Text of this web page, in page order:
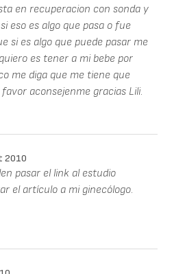
en recuperacion con sonda y
eso es algo que pasa o fue
si es algo que puede pasar me
es tener a mi bebe por
me diga que me tiene que
aconsejenme gracias Lili.
2010
pasar el link al estudio
el artículo a mi ginecólogo.